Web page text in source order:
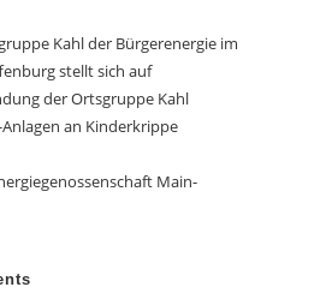
Kahl der Bürgerenergie im
stellt sich auf
der Ortsgruppe Kahl
an Kinderkrippe
Main-